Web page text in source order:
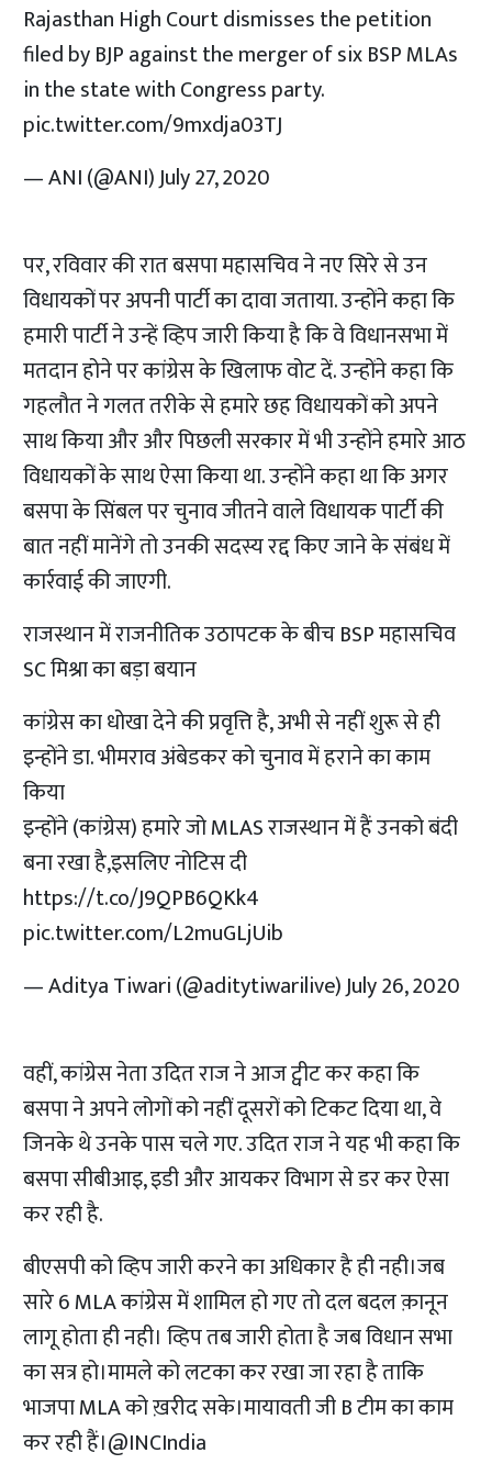
Rajasthan High Court dismisses the petition
filed by BJP against the merger of six BSP MLAs
in the state with Congress party.
pic.twitter.com/9mxdja03TJ
— ANI (@ANI)July 27, 2020
पर, रविवार की रात बसपा महासचिव ने नए सिरे से उन
विधायकों पर अपनी पार्टी का दावा जताया. उन्होंने कहा कि
हमारी पार्टी ने उन्हें व्हिप जारी किया है कि वे विधानसभा में
मतदान होने पर कांग्रेस के खिलाफ वोट दें. उन्होंने कहा कि
गहलौत ने गलत तरीके से हमारे छह विधायकों को अपने
साथ किया और और पिछली सरकार में भी उन्होंने हमारे आठ
विधायकों के साथ ऐसा किया था. उन्होंने कहा था कि अगर
बसपा के सिंबल पर चुनाव जीतने वाले विधायक पार्टी की
बात नहीं मानेंगे तो उनकी सदस्य रद्द किए जाने के संबंध में
कार्रवाई की जाएगी.
राजस्थान में राजनीतिक उठापटक के बीच BSP महासचिव
SC मिश्रा का बड़ा बयान
कांग्रेस का धोखा देने की प्रवृत्ति है, अभी से नहीं शुरू से ही
इन्होंने डा. भीमराव अंबेडकर को चुनाव में हराने का काम
किया
इन्होंने (कांग्रेस) हमारे जो MLAS राजस्थान में हैं उनको बंदी
बना रखा है,इसलिए नोटिस दी
https://t.co/J9QPB6QKk4
pic.twitter.com/L2muGLjUib
— Aditya Tiwari (@aditytiwarilive)July 26, 2020
वहीं, कांग्रेस नेता उदित राज ने आज ट्वीट कर कहा कि
बसपा ने अपने लोगों को नहीं दूसरों को टिकट दिया था, वे
जिनके थे उनके पास चले गए. उदित राज ने यह भी कहा कि
बसपा सीबीआइ, इडी और आयकर विभाग से डर कर ऐसा
कर रही है.
बीएसपी को व्हिप जारी करने का अधिकार है ही नही।जब
सारे 6 MLA कांग्रेस में शामिल हो गए तो दल बदल क़ानून
लागू होता ही नही। व्हिप तब जारी होता है जब विधान सभा
का सत्र हो।मामले को लटका कर रखा जा रहा है ताकि
भाजपा MLA को ख़रीद सके।मायावती जी B टीम का काम
कर रही हैं।@INCIndia